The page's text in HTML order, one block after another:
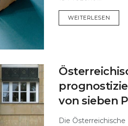
WEITERLESEN
von sieben
Die